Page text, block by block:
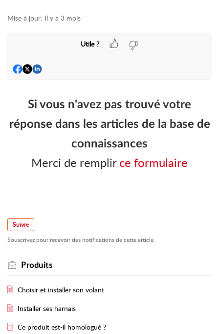
Mise à jour: Il y a 3 mois
Utile ?
Si vous n'avez pas trouvé votre
réponse dans les articles de la base de
connaissances
Merci de remplirce formulaire
Suivre
Souscrivez pour recevoir des notifications de cette article.
Produits
Choisir et installer son volant
Installer ses harnais
Ce produit est-il homologué ?